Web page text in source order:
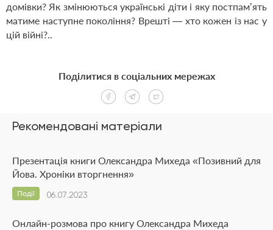
домівки? Як змінюються українські діти і яку постпам’ять
матиме наступне покоління? Врешті — ​хто кожен із нас у
цій війні?..
Рекомендовані матеріали
Презентація книги Олександра Михеда «Позивний для
Йова. Хроніки вторгнення»
06.07.2023
Події
Онлайн-розмова про книгу Олександра Михеда
Поділитися в соціальних мережах